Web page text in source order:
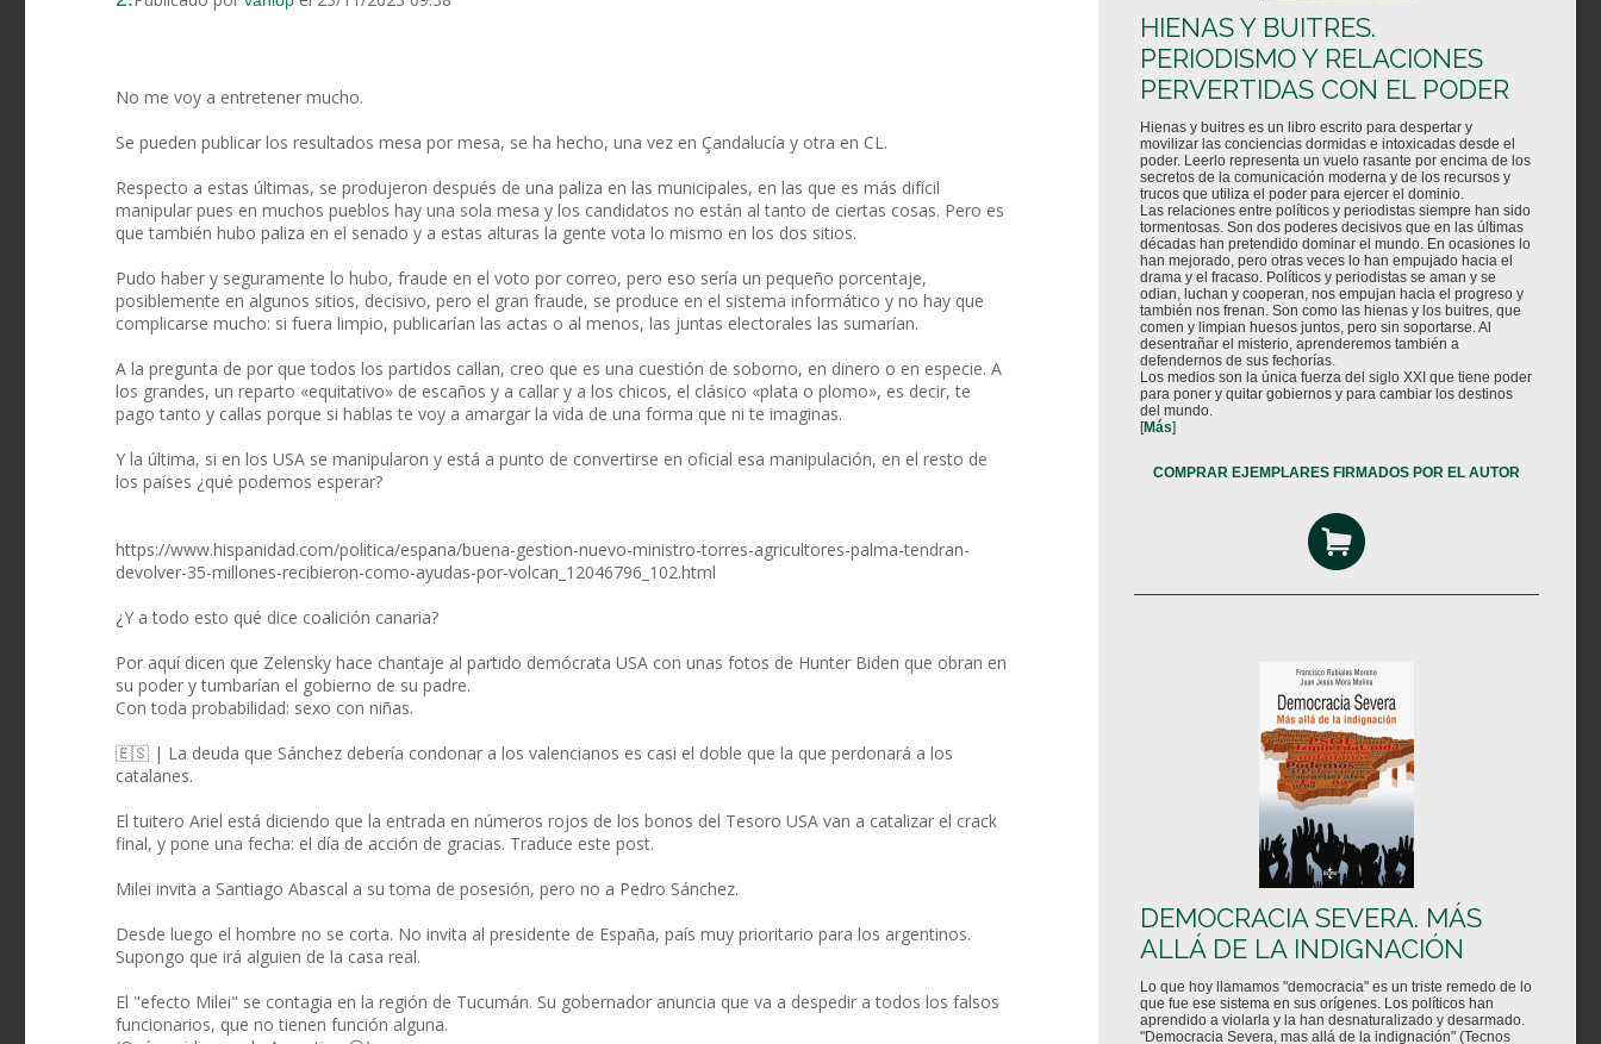
No me voy a entretener mucho.
Se pueden publicar los resultados mesa por mesa, se ha hecho, una vez en Çandalucía y otra en CL.
Respecto a estas últimas, se produjeron después de una paliza en las municipales, en las que es más difícil
manipular pues en muchos pueblos hay una sola mesa y los candidatos no están al tanto de ciertas cosas. Pero es
que también hubo paliza en el senado y a estas alturas la gente vota lo mismo en los dos sitios.
Pudo haber y seguramente lo hubo, fraude en el voto por correo, pero eso sería un pequeño porcentaje,
posiblemente en algunos sitios, decisivo, pero el gran fraude, se produce en el sistema informático y no hay que
complicarse mucho: si fuera limpio, publicarían las actas o al menos, las juntas electorales las sumarían.
A la pregunta de por que todos los partidos callan, creo que es una cuestión de soborno, en dinero o en especie. A
los grandes, un reparto «equitativo» de escaños y a callar y a los chicos, el clásico «plata o plomo», es decir, te
pago tanto y callas porque si hablas te voy a amargar la vida de una forma que ni te imaginas.
Y la última, si en los USA se manipularon y está a punto de convertirse en oficial esa manipulación, en el resto de
los países ¿qué podemos esperar?
https://www.hispanidad.com/politica/espana/buena-gestion-nuevo-ministro-torres-agricultores-palma-tendran-
devolver-35-millones-recibieron-como-ayudas-por-volcan_12046796_102.html
¿Y a todo esto qué dice coalición canaria?
Por aquí dicen que Zelensky hace chantaje al partido demócrata USA con unas fotos de Hunter Biden que obran en
su poder y tumbarían el gobierno de su padre.
Con toda probabilidad: sexo con niñas.
🇪🇸 | La deuda que Sánchez debería condonar a los valencianos es casi el doble que la que perdonará a los
catalanes.
El tuitero Ariel está diciendo que la entrada en números rojos de los bonos del Tesoro USA van a catalizar el crack
final, y pone una fecha: el día de acción de gracias. Traduce este post.
Milei invita a Santiago Abascal a su toma de posesión, pero no a Pedro Sánchez.
Desde luego el hombre no se corta. No invita al presidente de España, país muy prioritario para los argentinos.
Supongo que irá alguien de la casa real.
El "efecto Milei" se contagia en la región de Tucumán. Su gobernador anuncia que va a despedir a todos los falsos
funcionarios, que no tienen función alguna.
HIENAS Y BUITRES.
PERIODISMO Y RELACIONES
PERVERTIDAS CON EL PODER
Hienas y buitres es un libro escrito para despertar y
movilizar las conciencias dormidas e intoxicadas desde el
poder. Leerlo representa un vuelo rasante por encima de los
secretos de la comunicación moderna y de los recursos y
trucos que utiliza el poder para ejercer el dominio.
Las relaciones entre políticos y periodistas siempre han sido
tormentosas. Son dos poderes decisivos que en las últimas
décadas han pretendido dominar el mundo. En ocasiones lo
han mejorado, pero otras veces lo han empujado hacia el
drama y el fracaso. Políticos y periodistas se aman y se
odian, luchan y cooperan, nos empujan hacia el progreso y
también nos frenan. Son como las hienas y los buitres, que
comen y limpian huesos juntos, pero sin soportarse. Al
desentrañar el misterio, aprenderemos también a
defendernos de sus fechorías.
Los medios son la única fuerza del siglo XXI que tiene poder
para poner y quitar gobiernos y para cambiar los destinos
del mundo.
[Más]
COMPRAR EJEMPLARES FIRMADOS POR EL AUTOR
DEMOCRACIA SEVERA. MÁS
ALLÁ DE LA INDIGNACIÓN
Lo que hoy llamamos "democracia" es un triste remedo de lo
que fue ese sistema en sus orígenes. Los políticos han
aprendido a violarla y la han desnaturalizado y desarmado.
"Democracia Severa, mas allá de la indignación" (Tecnos